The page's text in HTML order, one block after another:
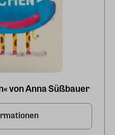
von Anna Süßbauer